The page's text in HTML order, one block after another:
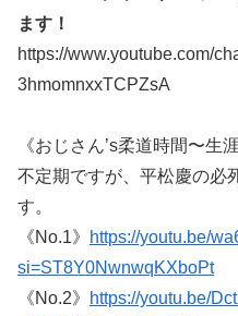
ます！
https://www.youtube.com/
3hmomnxxTCPZsA
《おじさん’s柔道時間〜生
不定期ですが、平松慶の必
す。
《No.1》
https://youtu.be/
si=ST8Y0NwnwqKXboPt
《No.2》
https://youtu.be/